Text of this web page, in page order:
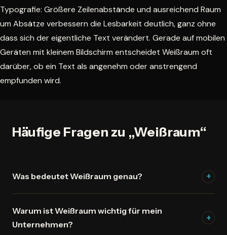
Typografie: Größere Zeilenabstände und ausreichend Raum
um Absätze verbessern die Lesbarkeit deutlich, ganz ohne
dass sich der eigentliche Text verändert. Gerade auf mobilen
Geräten mit kleinem Bildschirm entscheidet Weißraum oft
darüber, ob ein Text als angenehm oder anstrengend
empfunden wird.
Häufige Fragen zu „Weißraum“
Was bedeutet Weißraum genau? +
Designelementen auf einer Website. Professionelles
Design nutzt Weißraum bewusst – er schafft
Warum ist Weißraum wichtig für mein
Unternehmen?
+